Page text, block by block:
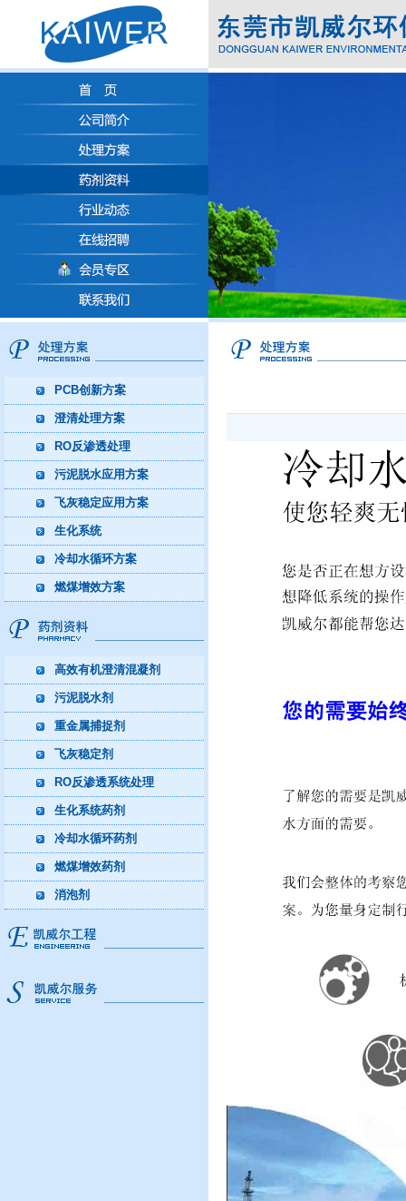
PCB创新方案
澄清处理方案
RO反渗透处理
污泥脱水应用方案
飞灰稳定应用方案
生化系统
冷却水循环方案
燃煤增效方案
高效有机澄清混凝剂
污泥脱水剂
重金属捕捉剂
飞灰稳定剂
RO反渗透系统处理
生化系统药剂
冷却水循环药剂
燃煤增效药剂
消泡剂